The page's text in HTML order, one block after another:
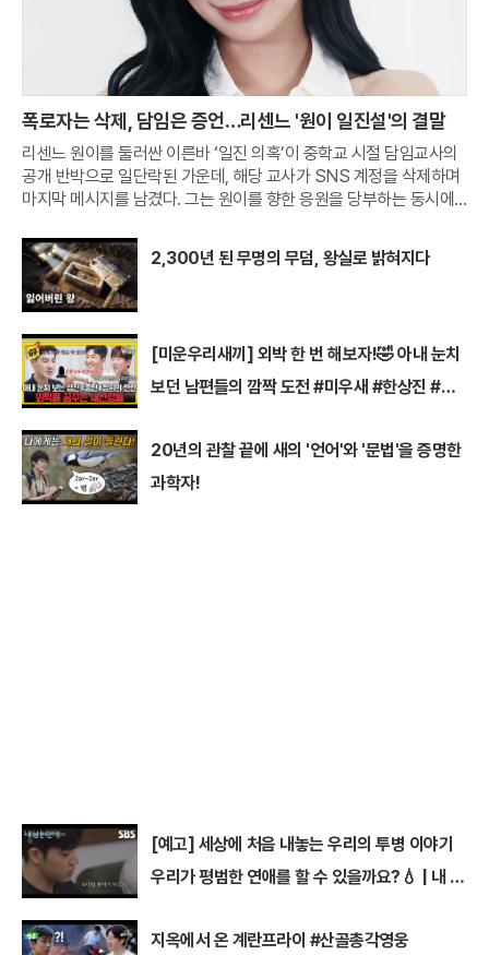
폭로자는 삭제, 담임은 증언…리센느 '원이 일진설'의 결말
리센느 원이를 둘러싼 이른바 ‘일진 의혹’이 중학교 시절 담임교사의
공개 반박으로 일단락된 가운데, 해당 교사가 SNS 계정을 삭제하며
마지막 메시지를 남겼다. 그는 원이를 향한 응원을 당부하는 동시에,
다.원이의 중학교 담임교사라고 밝힌 A씨는 지난 2일
2,300년 된 무명의 무덤, 왕실로 밝혀지다
[미운우리새끼] 외박 한 번 해보자!🤣 아내 눈치
보던 남편들의 깜짝 도전 #미우새 #한상진 #김
20년의 관찰 끝에 새의 '언어'와 '문법'을 증명한
과학자!
[예고] 세상에 처음 내놓는 우리의 투병 이야기
우리가 평범한 연애를 할 수 있을까요?💧 | 내 남
지옥에서 온 계란프라이 #산골총각영웅